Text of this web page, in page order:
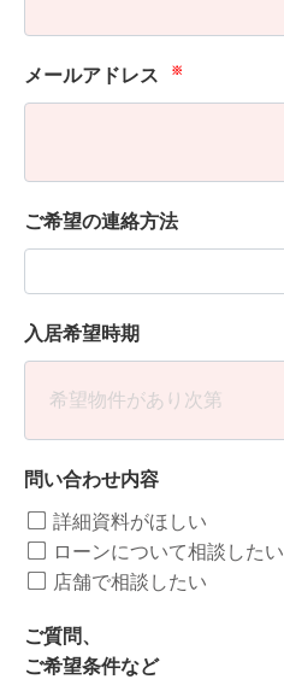
メールアドレス ※
ご希望の連絡方法
入居希望時期
問い合わせ内容
詳細資料がほしい
ローンについて相談したい
店舗で相談したい
ご質問、
ご希望条件など